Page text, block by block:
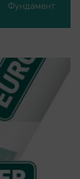
Фундамент
за
в
за
и
с прости и